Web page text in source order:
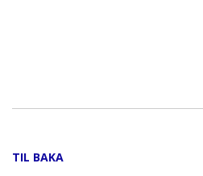
TIL BAKA